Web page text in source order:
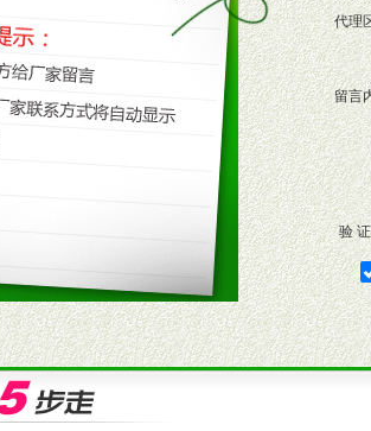
代理
留言
验